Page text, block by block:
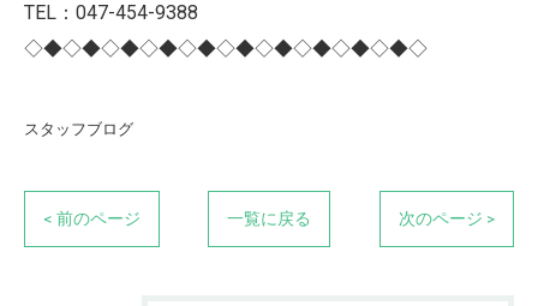
TEL：047-454-9388
◇◆◇◆◇◆◇◆◇◆◇◆◇◆◇◆◇◆◇◆◇
スタッフブログ
< 前のページ 一覧に戻る 次のページ >